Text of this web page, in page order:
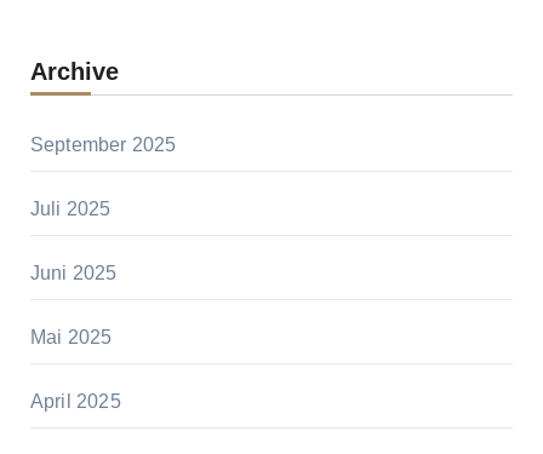
Archive
September 2025
Juli 2025
Juni 2025
Mai 2025
April 2025